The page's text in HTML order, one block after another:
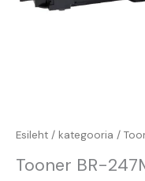
Esileht / kategooria /
Tooner BR-